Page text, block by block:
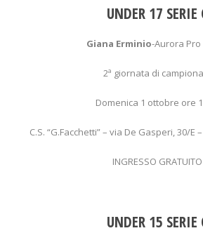
UNDER 17 SERIE
Giana Erminio-Aurora Pro
2ª giornata di
Domenica 1 ottobre ore
C.S. “G.Facchetti” – via De Gasperi, 30/E
INGRESSO GRATUITO
UNDER 15 SERIE